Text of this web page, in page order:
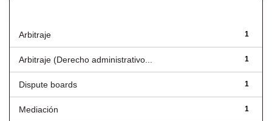
1
Arbitraje
1
Arbitraje (Derecho administrativo...
1
Dispute boards
1
Mediación